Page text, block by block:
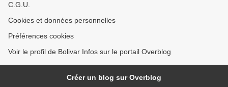
C.G.U.
Cookies et données personnelles
Préférences cookies
Voir le profil de Bolivar Infos sur le portail Overblog
Créer un blog sur Overblog